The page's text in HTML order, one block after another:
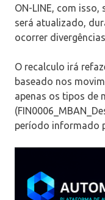
ON-LINE, com
será atualizado,
ocorrer
O recalculo irá
baseado nos
apenas os tipos de
período informado